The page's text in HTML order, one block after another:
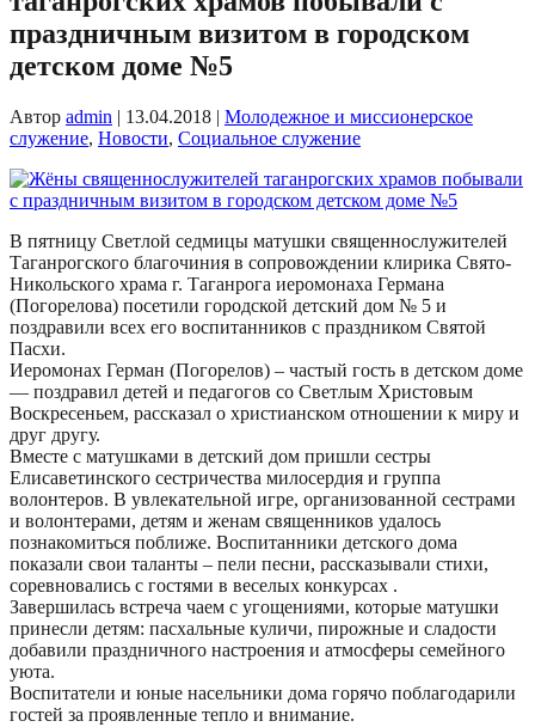
праздничным визитом в городском
детском доме №5
Автор admin | 13.04.2018 | Молодежное и миссионерское
служение, Новости, Социальное служение
В пятницу Светлой седмицы матушки священнослужителей
Таганрогского благочиния в сопровождении клирика Свято-
Никольского храма г. Таганрога иеромонаха Германа
(Погорелова) посетили городской детский дом № 5 и
поздравили всех его воспитанников с праздником Святой
Пасхи.
Иеромонах Герман (Погорелов) – частый гость в детском доме
— поздравил детей и педагогов со Светлым Христовым
Воскресеньем, рассказал о христианском отношении к миру и
друг другу.
Вместе с матушками в детский дом пришли сестры
Елисаветинского сестричества милосердия и группа
волонтеров. В увлекательной игре, организованной сестрами
и волонтерами, детям и женам священников удалось
познакомиться поближе. Воспитанники детского дома
показали свои таланты – пели песни, рассказывали стихи,
соревновались с гостями в веселых конкурсах .
Завершилась встреча чаем с угощениями, которые матушки
принесли детям: пасхальные куличи, пирожные и сладости
добавили праздничного настроения и атмосферы семейного
уюта.
Воспитатели и юные насельники дома горячо поблагодарили
гостей за проявленные тепло и внимание.